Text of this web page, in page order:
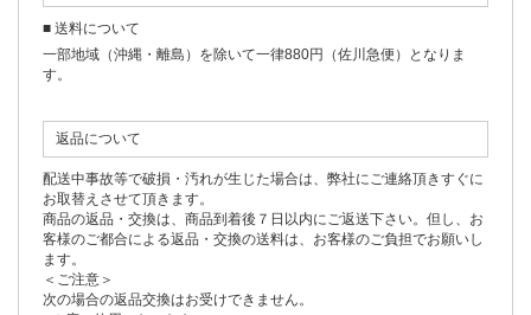
■ 送料について
一部地域（沖縄・離島）を除いて一律880円（佐川急便）となりま
す。
返品について
配送中事故等で破損・汚れが生じた場合は、弊社にご連絡頂きすぐに
お取替えさせて頂きます。
商品の返品・交換は、商品到着後７日以内にご返送下さい。但し、お
客様のご都合による返品・交換の送料は、お客様のご負担でお願いし
ます。
＜ご注意＞
次の場合の返品交換はお受けできません。